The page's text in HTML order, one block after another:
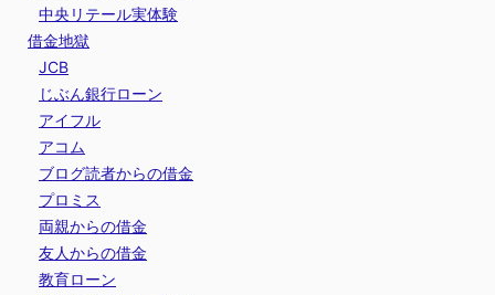
中央リテール実体験
借金地獄
JCB
じぶん銀行ローン
アイフル
アコム
ブログ読者からの借金
プロミス
両親からの借金
友人からの借金
教育ローン